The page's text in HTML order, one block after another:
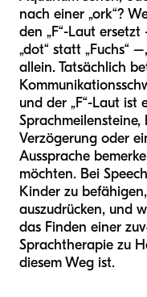
nach einer „ork“?
den „F“-Laut ersetzt
„dot“ statt „Fuchs“
allein. Tatsächlich
und der „F“-Laut
Verzögerung oder
Aussprache
möchten. Bei
Kinder zu
auszudrücken, und
das Finden einer
Sprachtherapie zu
diesem Weg ist.